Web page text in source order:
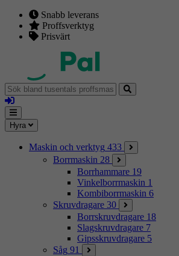
Snabb leverans
Proffsverktyg
Prisvärt
Sök
bland
tusentals
proffsmaskiner
Logga
in
Mina
sidor
Meny
Hyra
Maskin och verktyg 433
Borrmaskin 28
Borrhammare 19
Vinkelborrmaskin 1
Kombiborrmaskin 6
Skruvdragare 30
Borrskruvdragare 18
Slagskruvdragare 7
Gipsskruvdragare 5
Såg 91